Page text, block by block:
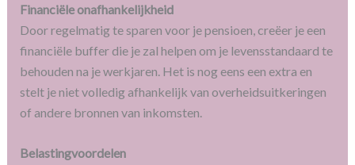
Financiële onafhankelijkheid
Door regelmatig te sparen voor je pensioen, creëer je een
financiële buffer die je zal helpen om je levensstandaard te
behouden na je werkjaren. Het is nog eens een extra en
stelt je niet volledig afhankelijk van overheidsuitkeringen
of andere bronnen van inkomsten.
Belastingvoordelen